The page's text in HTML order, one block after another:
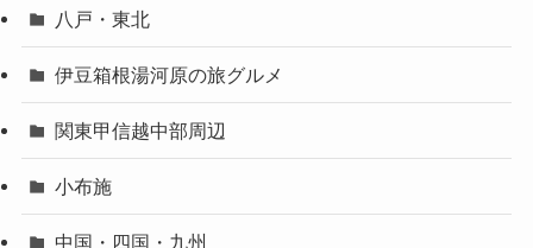
八戸・東北
伊豆箱根湯河原の旅グルメ
関東甲信越中部周辺
小布施
中国・四国・九州